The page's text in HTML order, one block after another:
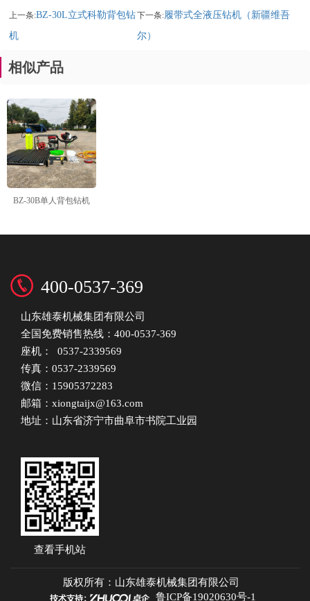
上一条:BZ-30L立式科勒背包钻
机
下一条: 履带式全液压钻机（新疆维吾
尔）
相似产品
BZ-30B单人背包钻机
400-0537-369
山东雄泰机械集团有限公司
全国免费销售热线：400-0537-369
座机： 0537-2339569
传真：0537-2339569
微信：15905372283
邮箱：xiongtaijx@163.com
地址：山东省济宁市曲阜市书院工业园
查看手机站
版权所有： 山东雄泰机械集团有限公司
鲁ICP备19020630号-1